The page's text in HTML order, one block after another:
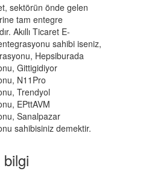
sektörün önde gelen
tam entegre
Akıllı Ticaret E-
sahibi iseniz,
Hepsiburada
Gittigidiyor
N11Pro
Trendyol
EPttAVM
Sanalpazar
sahibisiniz demektir.